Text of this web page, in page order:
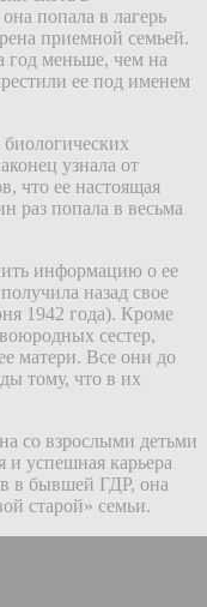
попала в лагерь
приемной семьей.
год меньше, чем на
ее под именем
узнала от
что ее настоящая
раз попала в весьма
информацию о ее
назад свое
1942 года). Кроме
сестер,
матери. Все они до
тому, что в их
со взрослыми детьми
и успешная карьера
в бывшей ГДР, она
старой» семьи.